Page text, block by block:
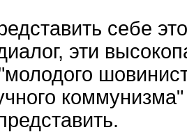
себе
эти